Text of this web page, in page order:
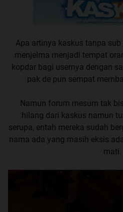
Apa artinya kaskus tanpa
menjelma menjadi tempat
kopdar bagi usernya dengan
pak de pun sempat
Namun forum mesum tak
hilang dari kaskus namun
serupa, entah mereka sudah
nama ada yang masih eksis
mati.